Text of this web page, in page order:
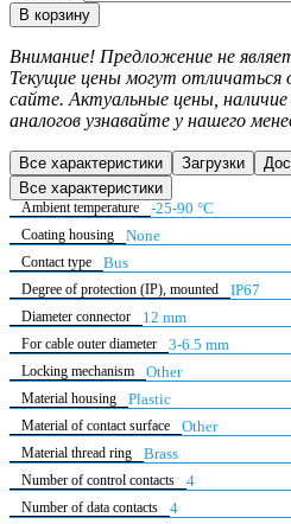
В корзину
Внимание! Предложение не
Текущие цены могут отличаться
сайте. Актуальные цены,
аналогов узнавайте у нашего
Все характеристики Загрузки
Все характеристики
Ambient temperature -25-90 °C
Coating housing None
Contact type Bus
Degree of protection (IP), mounted IP67
Diameter connector 12 mm
For cable outer diameter 3-6.5 mm
Locking mechanism Other
Material housing Plastic
Material of contact surface Other
Material thread ring Brass
Number of control contacts 4
Number of data contacts 4